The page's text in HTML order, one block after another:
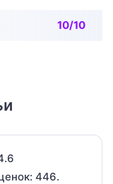
10/10
446.